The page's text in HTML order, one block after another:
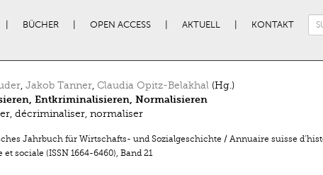
BÜCHER OPEN ACCESS AKTUELL KONTAKT
, Jakob Tanner, Claudia Opitz-Belakhal(Hg.)
Entkriminalisieren, Normalisieren
décriminaliser, normaliser
Jahrbuch für Wirtschafts- und Sozialgeschichte / Annuaire suisse
sociale (ISSN 1664-6460), Band 21